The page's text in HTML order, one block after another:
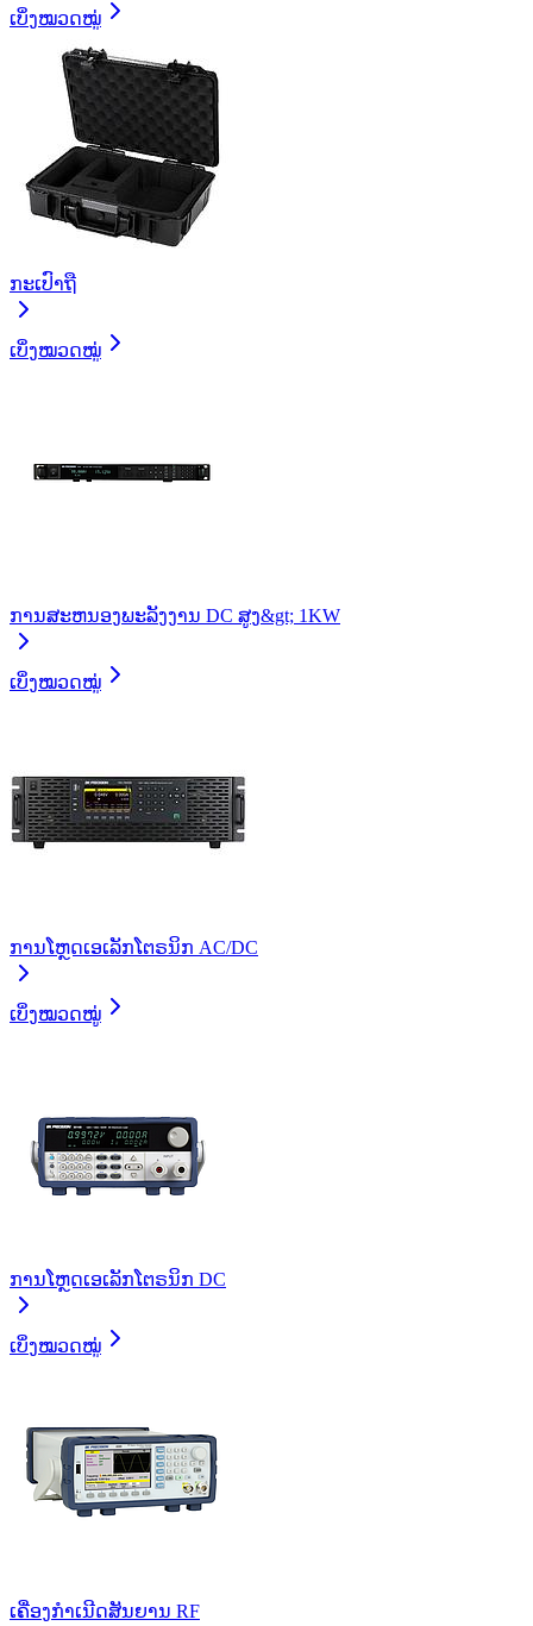
ເບິ່ງໝວດໝູ່
ກະເປົາຖື
ເບິ່ງໝວດໝູ່
ການສະຫນອງພະລັງງານ DC ສູງ&gt; 1KW
ເບິ່ງໝວດໝູ່
ການໂຫຼດເອເລັກໂຕຣນິກ AC/DC
ເບິ່ງໝວດໝູ່
ການໂຫຼດເອເລັກໂຕຣນິກ DC
ເບິ່ງໝວດໝູ່
ເຄື່ອງກໍາເນີດສັນຍານ RF